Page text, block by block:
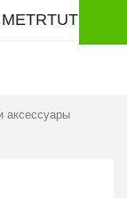
METRTUT
аксессуары